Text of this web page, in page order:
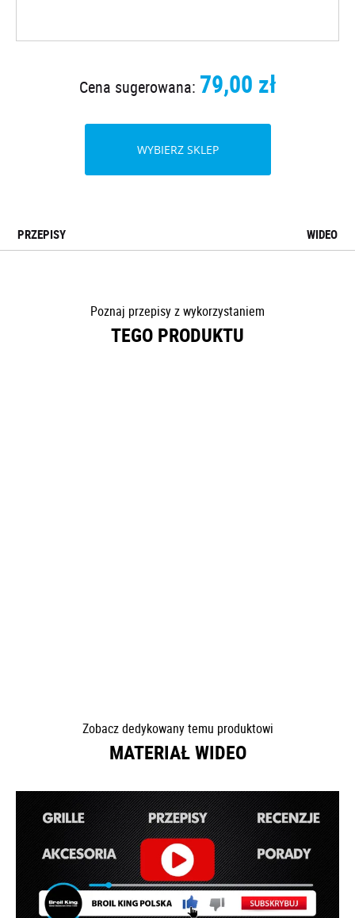
Cena sugerowana: 79,00 zł
WYBIERZ SKLEP
PRZEPISY WIDEO
Poznaj przepisy z wykorzystaniem
TEGO PRODUKTU
Zobacz dedykowany temu produktowi
MATERIAŁ WIDEO